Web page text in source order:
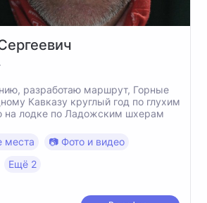
разработаю маршрут, Горные
Кавказу круглый год по глухим
на лодке по Ладожским шхерам
места
📷 Фото и видео
Ещё 2